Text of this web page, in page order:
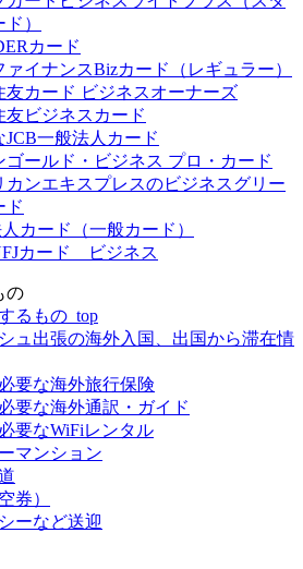
）
カード
ァイナンスBizカード（レギュラー）
友カード ビジネスオーナーズ
友ビジネスカード
JCB一般法人カード
ゴールド・ビジネス プロ・カード
カンエキスプレスのビジネスグリー
ド
カード（一般カード）
カード ビジネス
の
るもの_top
ュ出張の海外入国、出国から滞在情
要な海外旅行保険
要な海外通訳・ガイド
要なWiFiレンタル
マンション
券）
ーなど送迎